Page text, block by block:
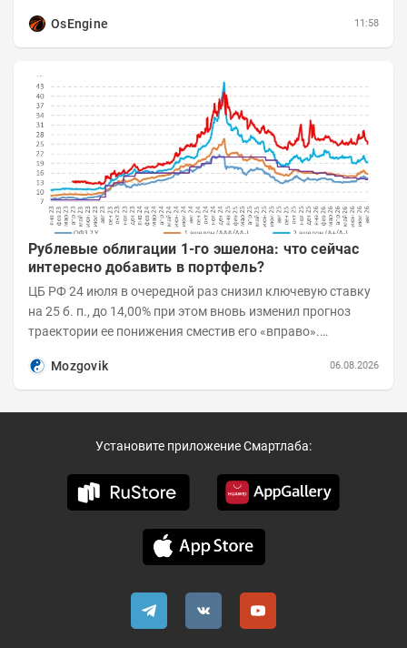
OsEngine
11:58
Рублевые облигации 1-го эшелона: что сейчас
интересно добавить в портфель?
ЦБ РФ 24 июля в очередной раз снизил ключевую ставку
на 25 б. п., до 14,00% при этом вновь изменил прогноз
траектории ее понижения сместив его «вправо».
Mozgovik
06.08.2026
Установите приложение Смартлаба: